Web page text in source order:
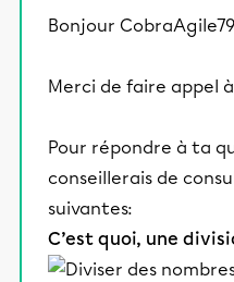
Bonjour
Merci de faire appel
Pour répondre à ta
conseillerais de
suivantes:
C’est quoi, une